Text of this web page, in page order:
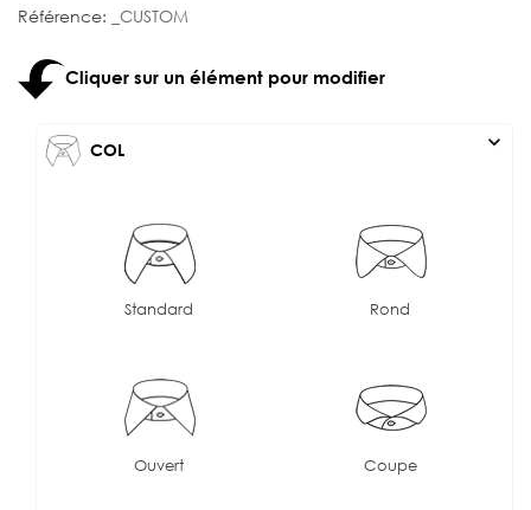
Référence: _CUSTOM
Cliquer sur un élément pour modifier
COL expand_more
Standard Rond
Ouvert Coupe